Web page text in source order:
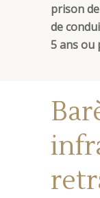
prison
de
5 ans ou